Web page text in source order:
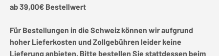
ab 39,00€ Bestellwert
Für Bestellungen in die Schweiz können wir aufgrund
hoher Lieferkosten und Zollgebühren leider keine
Lieferung anbieten. Bitte bestellen Sie stattdessen beim